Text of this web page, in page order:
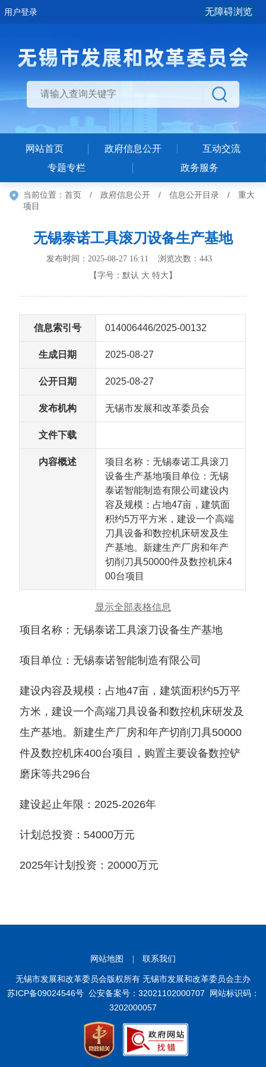
用户登录 无障碍浏览
网站首页 政府信息公开
互动交流
专题专栏
政务服务
当前位置： 首页 / 政府信息公开 / 信息公开目录 /
重大
项目
无锡泰诺工具滚刀设备生产基地
发布时间：2025-08-27 16:11 浏览次数： 443
【字号： 默认 大 特大 】
信息索引号 014006446/2025-00132
生成日期 2025-08-27
公开日期 2025-08-27
发布机构 无锡市发展和改革委员会
文件下载
内容概述
项目名称：无锡泰诺工具滚刀
设备生产基地项目单位：无锡
泰诺智能制造有限公司建设内
容及规模：占地47亩，建筑面
积约5万平方米，建设一个高端
刀具设备和数控机床研发及生
产基地。新建生产厂房和年产
切削刀具50000件及数控机床4
00台项目
显示全部表格信息
项目名称：无锡泰诺工具滚刀设备生产基地
项目单位：无锡泰诺智能制造有限公司
建设内容及规模：占地47亩，建筑面积约5万平
方米，建设一个高端刀具设备和数控机床研发及
生产基地。新建生产厂房和年产切削刀具50000
件及数控机床400台项目，购置主要设备数控铲
磨床等共296台
建设起止年限：2025-2026年
计划总投资：54000万元
2025年计划投资：20000万元
网站地图 联系我们
无锡市发展和改革委员会版权所有 无锡市发展和改革委员会主办
苏ICP备09024546号 公安备案号：32021102000707 网站标识码：
3202000057